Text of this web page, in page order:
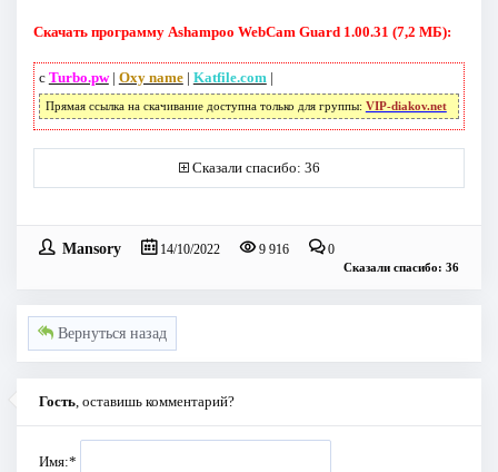
Скачать программу Ashampoo WebCam Guard 1.00.31 (7,2 МБ):
с Turbo.pw| Oxy name| Katfile.com|
Прямая ссылка на скачивание доступна только для группы: VIP-diakov.net
Сказали спасибо: 36
Mansory 14/10/2022 9 916 0
Сказали спасибо: 36
Вернуться назад
Гость, оставишь комментарий?
Имя:*